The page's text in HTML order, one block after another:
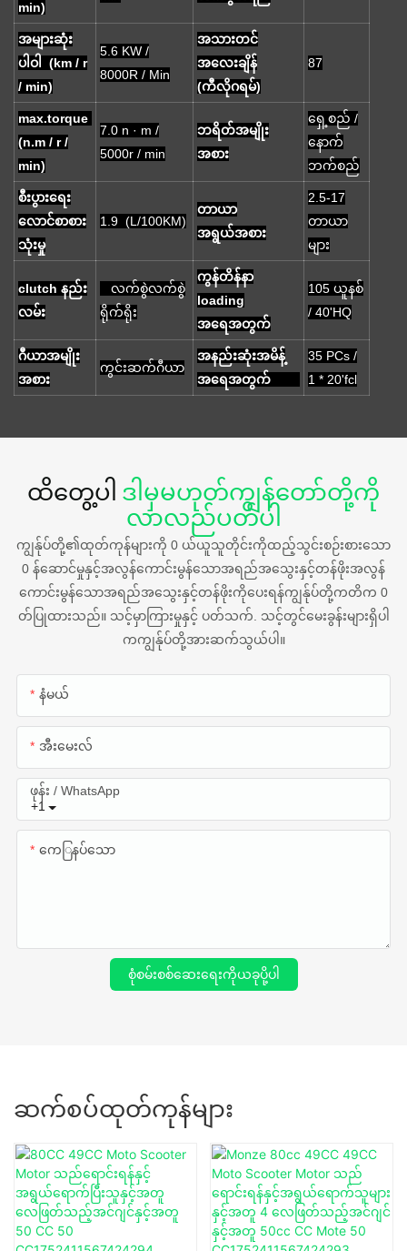
min)
အများဆုံး
ပါဝါ (km / r
/ min)
5.6 KW /
8000R / Min
အသားတင်
အလေးချိန်
(ကီလိုဂရမ်)
87
max.torque
(n.m / r /
min)
7.0 n · m /
5000r / min
ဘရိတ်အမျိုး
အစား
ရှေ့စည် /
နောက်
ဘက်စည်
စီးပွားရေး
လောင်စာစား
သုံးမှု
1.9 (L/100KM)
တာယာ
အရွယ်အစား
2.5-17
တာယာ
များ
clutch နည်း
လမ်း
လက်စွဲလက်စွဲ
ရိုက်ရိုး
ကွန်တိန်နာ
loading
အရေအတွက်
105 ယူနစ်
/ 40'HQ
ဂီယာအမျိုး
အစား
ကွင်းဆက်ဂီယာ
အနည်းဆုံးအမိန့်
အရေအတွက်
35 PCs /
1 * 20'fcl
ထိတွေ့ပါ ဒါမှမဟုတ်ကျွန်တော်တို့ကို
လာလည်ပတ်ပါ
ကျွန်ုပ်တို့၏ထုတ်ကုန်များကို 0 ယ်ယူသူတိုင်းကိုထည့်သွင်းစဉ်းစားသော
0 န်ဆောင်မှုနှင့်အလွန်ကောင်းမွန်သောအရည်အသွေးနှင့်တန်ဖိုးအလွန်
ကောင်းမွန်သောအရည်အသွေးနှင့်တန်ဖိုးကိုပေးရန်ကျွန်ုပ်တို့ကတိက 0
တ်ပြုထားသည်။ သင့်မှာကြားမှုနှင့် ပတ်သက်. သင့်တွင်မေးခွန်းများရှိပါ
ကကျွန်ုပ်တို့အားဆက်သွယ်ပါ။
နံမယ်
အီးမေးလ်
+1
ဖုန်း / WhatsApp
ကေြနပ်သော
စုံစမ်းစစ်ဆေးရေးကိုယခုပို့ပါ
ဆက်စပ်ထုတ်ကုန်များ